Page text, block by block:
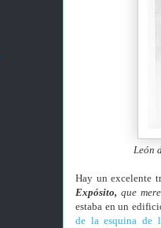
León
Hay un excelente
Expósito, que
estaba en un
de la esquina de